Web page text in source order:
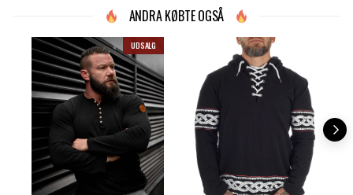
ANDRA KØBTE OGSÅ
UDSALG